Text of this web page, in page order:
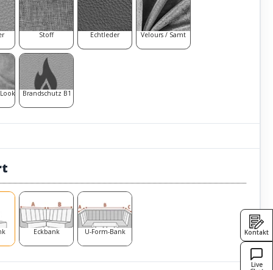
Stoff Echtleder Velours / Samt
Brandschutz B1
Eckbank U-Form-Bank Kontakt
Live